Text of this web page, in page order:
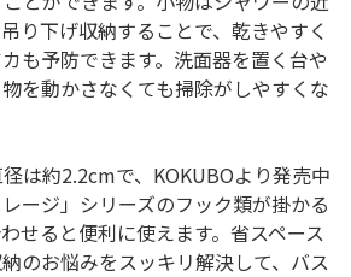
り下げ収納することで、乾きやすく
も予防できます。洗面器を置く台や
を動かさなくても掃除がしやすくな
は約2.2cmで、KOKUBOより発売中
ージ」シリーズのフック類が掛かる
せると便利に使えます。省スペース
のお悩みをスッキリ解決して、バス